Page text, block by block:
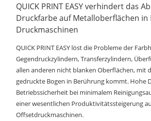
QUICK PRINT EASY verhindert das
Druckfarbe auf Metalloberflächen
Druckmaschinen
QUICK PRINT EASY löst die Probleme der
Gegendruckzylindern, Transferzylindern,
allen anderen nicht blanken Oberflächen, mit
gedruckte Bogen in Berührung kommt. Hohe
Betriebssicherheit bei minimalem
einer wesentlichen Produktivitätssteigerung
Offsetdruckmaschinen.